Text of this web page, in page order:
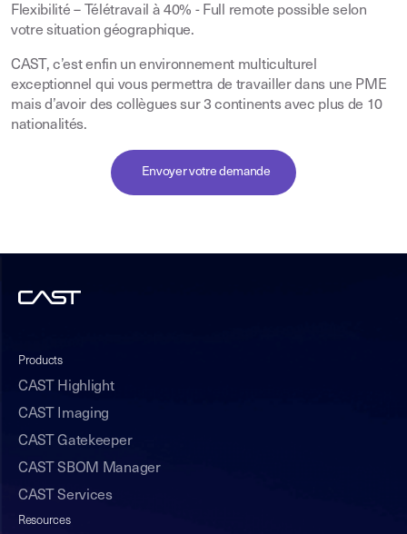
Flexibilité – Télétravail à 40% - Full remote possible selon
votre situation géographique.
CAST, c’est enfin un environnement multiculturel
exceptionnel qui vous permettra de travailler dans une PME
mais d’avoir des collègues sur 3 continents avec plus de 10
nationalités.
Envoyer votre demande
Products
CAST Highlight
CAST Imaging
CAST Gatekeeper
CAST SBOM Manager
CAST Services
Resources